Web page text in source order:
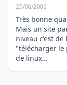
29/06/2006
Très bonne
Mais un site
niveau c'est
"télécharger
de linux...